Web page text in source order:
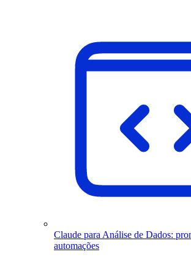
Claude para Análise de Dados:
automações